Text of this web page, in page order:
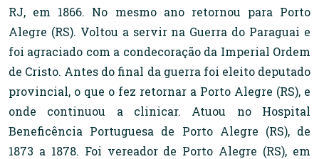
RJ, em 1866. No mesmo ano retornou para Porto
Alegre (RS). Voltou a servir na Guerra do Paraguai e
foi agraciado com a condecoração da Imperial Ordem
de Cristo. Antes do final da guerra foi eleito deputado
provincial, o que o fez retornar a Porto Alegre (RS), e
onde continuou a clinicar. Atuou no Hospital
Beneficência Portuguesa de Porto Alegre (RS), de
1873 a 1878. Foi vereador de Porto Alegre (RS), em